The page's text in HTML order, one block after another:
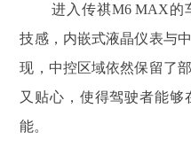
进入传祺M6 MAX的
技感，内嵌式液晶仪表与
现，中控区域依然保留了
又贴心，使得驾驶者能够
能。